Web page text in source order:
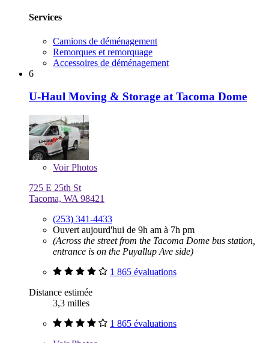
Services
Camions de déménagement
Remorques et remorquage
Accessoires de déménagement
6
U-Haul Moving & Storage at Tacoma Dome
VoirPhotos
725 E 25th St
Tacoma, WA 98421
(253) 341-4433
Ouvert aujourd'hui de 9h am à 7h pm
(Across the street from the Tacoma Dome bus station,
entrance is on the Puyallup Ave side)
1 865 évaluations
Distance estimée
3,3 milles
1 865 évaluations